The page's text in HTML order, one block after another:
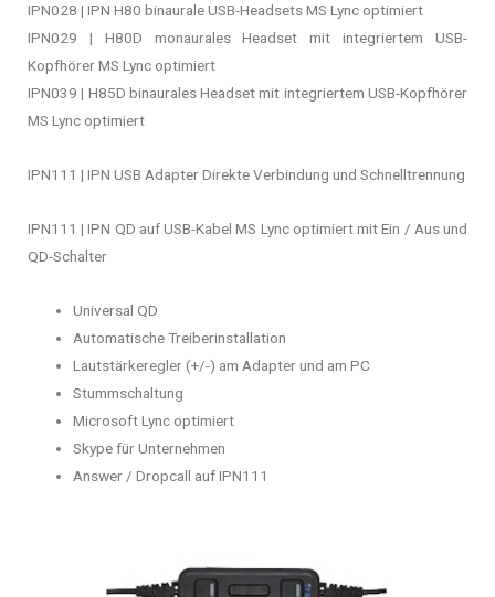
IPN028 | IPN H80 binaurale USB-Headsets MS Lync optimiert
IPN029 | H80D monaurales Headset mit integriertem USB-
Kopfhörer MS Lync optimiert
IPN039 | H85D binaurales Headset mit integriertem USB-Kopfhörer
MS Lync optimiert
IPN111 | IPN USB Adapter Direkte Verbindung und Schnelltrennung
IPN111 | IPN QD auf USB-Kabel MS Lync optimiert mit Ein / Aus und
QD-Schalter
Universal QD
Automatische Treiberinstallation
Lautstärkeregler (+/-) am Adapter und am PC
Stummschaltung
Microsoft Lync optimiert
Skype für Unternehmen
Answer / Dropcall auf IPN111